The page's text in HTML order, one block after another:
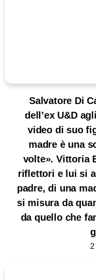
Salvatore Di
dell’ex U&D
video di suo
madre è una
volte». Vittoria
riflettori e lui si
padre, di una
si misura da
da quello che